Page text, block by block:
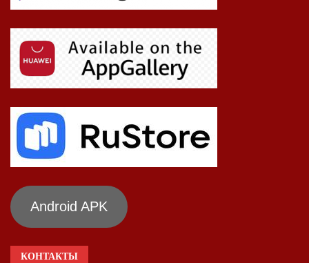
Android APK
КОНТАКТЫ